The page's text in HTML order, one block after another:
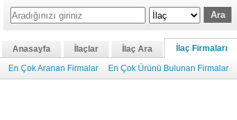
Anasayfa İlaçlar İlaç Ara İlaç Firmaları
En Çok Aranan Firmalar En Çok Ürünü Bulunan Firmalar